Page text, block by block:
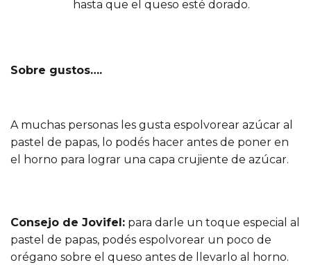
hasta que el queso esté dorado.
Sobre gustos….
A muchas personas les gusta espolvorear azúcar al
pastel de papas, lo podés hacer antes de poner en
el horno para lograr una capa crujiente de azúcar.
Consejo de Jovifel: para darle un toque especial al
pastel de papas, podés espolvorear un poco de
orégano sobre el queso antes de llevarlo al horno.